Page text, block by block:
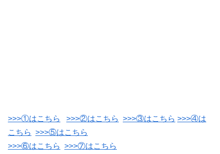
>>>①はこちら >>>②はこちら >>>③はこちら >>>④は
こちら >>>⑤はこちら
>>>⑥はこちら >>>⑦はこちら